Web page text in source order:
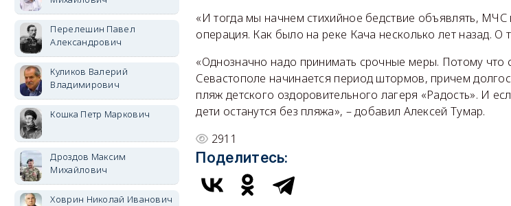
«И тогда мы начнем стихийное бедствие объявлять, МЧС
операция. Как было на реке Кача несколько лет назад. О
«Однозначно надо принимать срочные меры. Потому что
Севастополе начинается период штормов, причем
пляж детского оздоровительного лагеря «Радость». И
дети останутся без пляжа», – добавил Алексей Тумар.
2911
Поделитесь:
Перелешин Павел
Александрович
Куликов Валерий
Владимирович
Кошка Петр Маркович
Дроздов Максим
Михайлович
Ховрин Николай Иванович